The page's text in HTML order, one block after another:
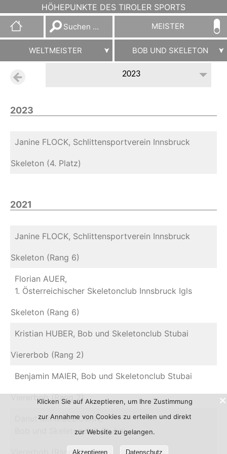
HÖHEPUNKTE DES TIROLER SPORTS
Suchen
nach:
MEISTER
WELTMEISTER BOB UND SKELETON
2023
2023
Janine FLOCK, Schlittensportverein Innsbruck
Skeleton (4. Platz)
2021
Janine FLOCK, Schlittensportverein Innsbruck
Skeleton (Rang 6)
Florian AUER,
1. Österreichischer Skeletonclub Innsbruck Igls
Skeleton (Rang 6)
Kristian HUBER, Bob und Skeletonclub Stubai
Viererbob (Rang 2)
Benjamin MAIER, Bob und Skeletonclub Stubai
Viererbob (Rang 2)
Danut Ion MOLDOVAN,
Bob und Skeletonclub Stubai
Viererbob (Rang 2)
Klicken Sie auf Akzeptieren, um Ihre Zustimmung
zur Annahme von Cookies zu erteilen und direkt
zur Website zu gelangen.
Akzeptieren Datenschutz